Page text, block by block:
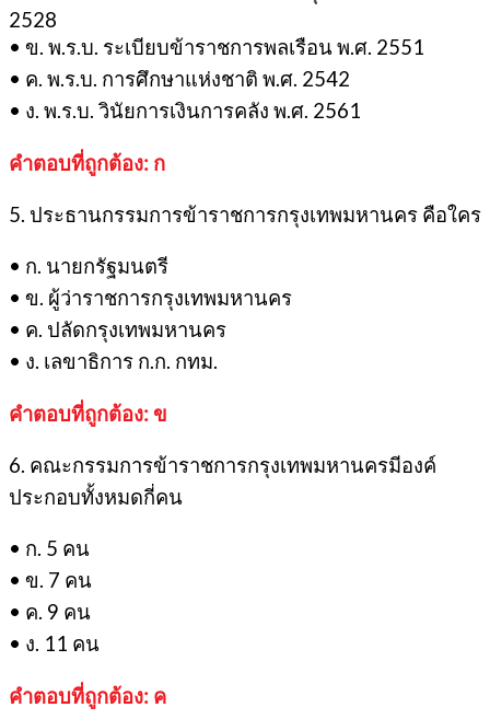
2528
• ข. พ.ร.บ. ระเบียบข้าราชการพลเรือน พ.ศ. 2551
• ค. พ.ร.บ. การศึกษาแห่งชาติ พ.ศ. 2542
• ง. พ.ร.บ. วินัยการเงินการคลัง พ.ศ. 2561
คำตอบที่ถูกต้อง: ก
5. ประธานกรรมการข้าราชการกรุงเทพมหานคร คือใคร
• ก. นายกรัฐมนตรี
• ข. ผู้ว่าราชการกรุงเทพมหานคร
• ค. ปลัดกรุงเทพมหานคร
• ง. เลขาธิการ ก.ก. กทม.
คำตอบที่ถูกต้อง: ข
6. คณะกรรมการข้าราชการกรุงเทพมหานครมีองค์
ประกอบทั้งหมดกี่คน
• ก. 5 คน
• ข. 7 คน
• ค. 9 คน
• ง. 11 คน
คำตอบที่ถูกต้อง: ค